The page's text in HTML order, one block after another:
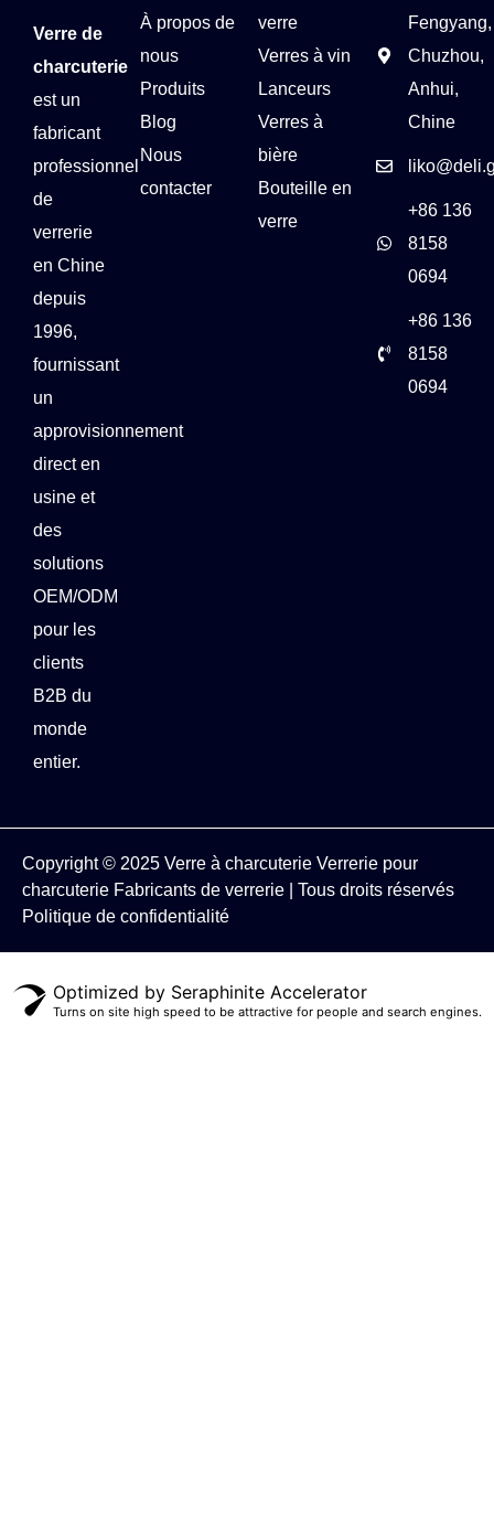
Verre de
charcuterie
est un
fabricant
professionnel
de
verrerie
en Chine
depuis
1996,
fournissant
un
approvisionnement
direct en
usine et
des
solutions
OEM/ODM
pour les
clients
B2B du
monde
entier.
À propos de
nous
Produits
Blog
Nous
contacter
verre
Verres à vin
Lanceurs
Verres à
bière
Bouteille en
verre
Fengyang,
Chuzhou,
Anhui,
Chine
+86 136
8158
0694
+86 136
8158
0694
Copyright © 2025 Verre à charcuterie Verrerie pour
charcuterie Fabricants de verrerie
| Tous droits réservés
Politique de confidentialité
Optimized by Seraphinite Accelerator
Turns on site high speed to be attractive for people and search engines.